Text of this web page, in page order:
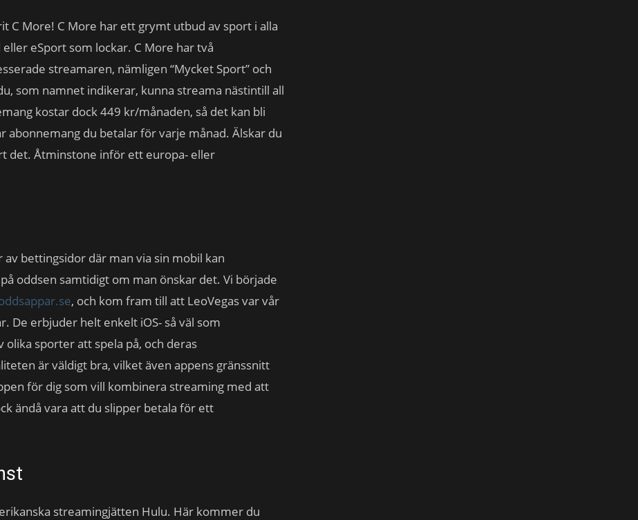
C More! C More har ett grymt utbud av sport i alla
eSport som lockar. C More har två
streamaren, nämligen “Mycket Sport” och
som namnet indikerar, kunna streama nästintill all
kostar dock 449 kr/månaden, så det kan bli
du betalar för varje månad. Älskar du
det. Åtminstone inför ett europa- eller
bettingsidor där man via sin mobil kan
oddsen samtidigt om man önskar det. Vi började
, och kom fram till att LeoVegas var vår
De erbjuder helt enkelt iOS- så väl som
sporter att spela på, och deras
är väldigt bra, vilket även appens gränssnitt
för dig som vill kombinera streaming med att
ändå vara att du slipper betala för ett
streamingjätten Hulu. Här kommer du